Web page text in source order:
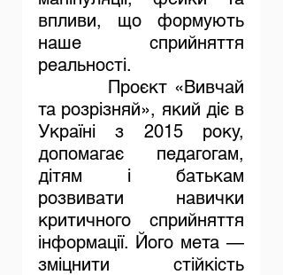
впливи, що формують
наше сприйняття
реальності.
Проєкт «Вивчай
та розрізняй», який діє в
Україні з 2015 року,
допомагає педагогам,
дітям і батькам
розвивати навички
критичного сприйняття
інформації. Його мета —
зміцнити стійкість